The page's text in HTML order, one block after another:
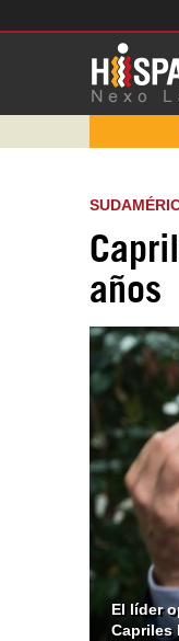
años
El líder
Capriles